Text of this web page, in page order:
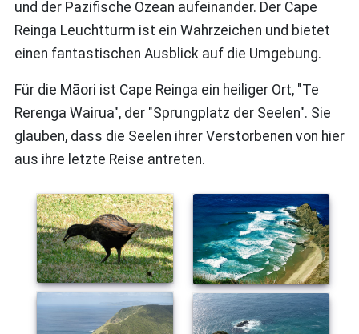
und der Pazifische Ozean aufeinander. Der Cape
Reinga Leuchtturm ist ein Wahrzeichen und bietet
einen fantastischen Ausblick auf die Umgebung.
Für die Māori ist Cape Reinga ein heiliger Ort, "Te
Rerenga Wairua", der "Sprungplatz der Seelen". Sie
glauben, dass die Seelen ihrer Verstorbenen von hier
aus ihre letzte Reise antreten.